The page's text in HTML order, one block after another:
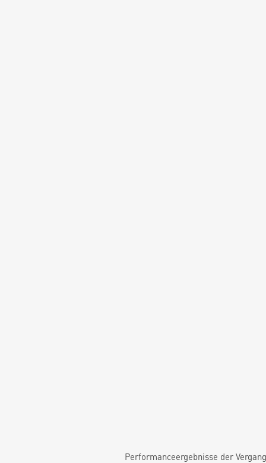
Performanceergebnisse der